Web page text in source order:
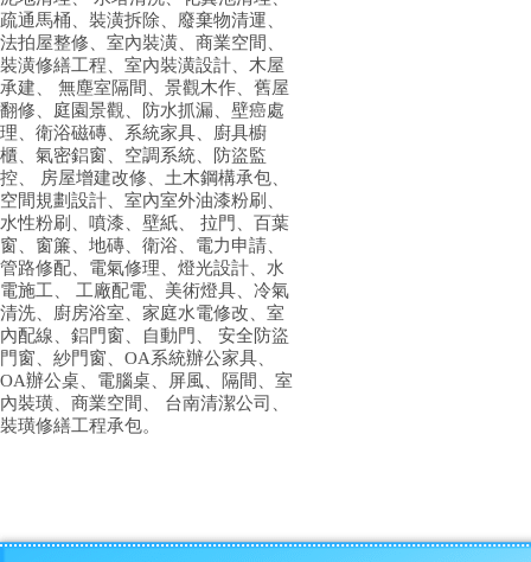
疏通馬桶、裝潢拆除、廢棄物清運、
法拍屋整修、室內裝潢、商業空間、
裝潢修繕工程、室內裝潢設計、木屋
承建、 無塵室隔間、景觀木作、舊屋
翻修、庭園景觀、防水抓漏、壁癌處
理、衛浴磁磚、系統家具、廚具櫥
櫃、氣密鋁窗、空調系統、防盜監
控、 房屋增建改修、土木鋼構承包、
空間規劃設計、室內室外油漆粉刷、
水性粉刷、噴漆、壁紙、 拉門、百葉
窗、窗簾、地磚、衛浴、電力申請、
管路修配、電氣修理、燈光設計、水
電施工、 工廠配電、美術燈具、冷氣
清洗、廚房浴室、家庭水電修改、室
內配線、鋁門窗、自動門、 安全防盜
門窗、紗門窗、OA系統辦公家具、
OA辦公桌、電腦桌、屏風、隔間、室
內裝璜、商業空間、 台南清潔公司、
裝璜修繕工程承包。